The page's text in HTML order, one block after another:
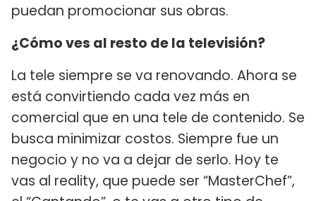
puedan promocionar sus obras.
¿Cómo ves al resto de la televisión?
La tele siempre se va renovando. Ahora se
está convirtiendo cada vez más en
comercial que en una tele de contenido. Se
busca minimizar costos. Siempre fue un
negocio y no va a dejar de serlo. Hoy te
vas al reality, que puede ser “MasterChef”,